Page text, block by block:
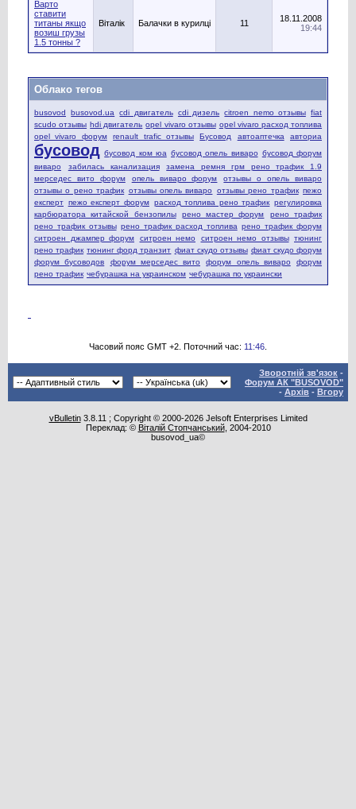
Варто
ставити
титаны якщо
возиш грузы
1.5 тонны ?
Віталік Балачки в курилці 11
18.11.2008
19:44
Облако тегов
busovod busovod.ua cdi двигатель cdi дизель citroen nemo отзывы fiat
scudo отзывы hdi двигатель opel vivaro отзывы opel vivaro расход топлива
opel vivaro форум
renault trafic отзывы Бусовод автоаптечка авториа
бусовод бусовод ком юа бусовод опель виваро бусовод форум
виваро
забилась канализация
замена ремня грм рено трафик 1.9
мерседес вито форум
опель виваро форум
отзывы о опель виваро
отзывы о рено трафик отзывы опель виваро отзывы рено трафик пежо
експерт пежо експерт форум расход топлива рено трафик регулировка
карбюратора китайской бензопилы
рено мастер форум
рено трафик
рено трафик отзывы рено трафик расход топлива рено трафик форум
ситроен джампер форум
ситроен немо ситроен немо отзывы тюнинг
рено трафик тюнинг форд транзит фиат скудо отзывы фиат скудо форум
форум бусоводов
форум мерседес вито форум опель виваро
форум
рено трафик чебурашка на украинском чебурашка по украински
Часовий пояс GMT +2. Поточний час: 11:46
Зворотній зв'язок -
Форум АК "BUSOVOD"
- Архів - Вгору
vBulletin3.8.11 ; Copyright © 2000-2026 Jelsoft Enterprises Limited
Переклад: © Віталій Стопчанський, 2004-2010
busovod_ua©